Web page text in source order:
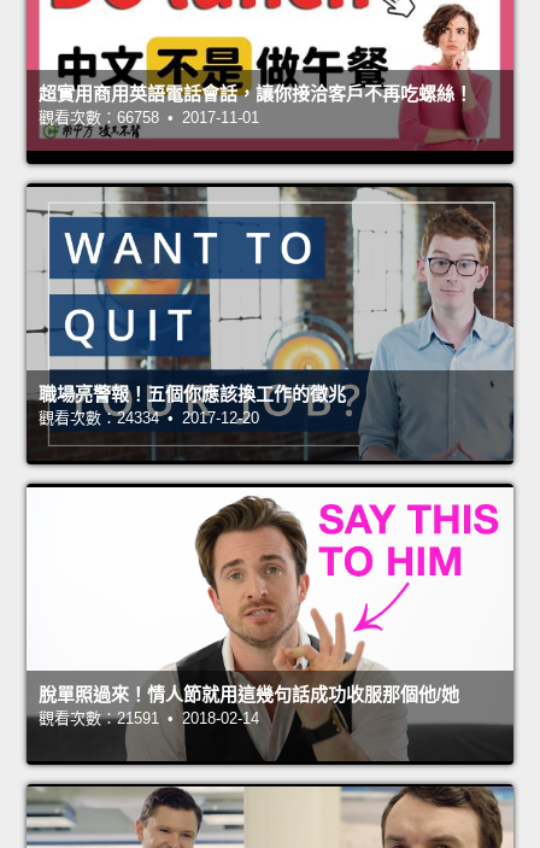
超實用商用英語電話會話，讓你接洽客戶不再吃螺絲！
觀看次數：66758 • 2017-11-01
職場亮警報！五個你應該換工作的徵兆
觀看次數：24334 • 2017-12-20
脫單照過來！情人節就用這幾句話成功收服那個他/她
觀看次數：21591 • 2018-02-14